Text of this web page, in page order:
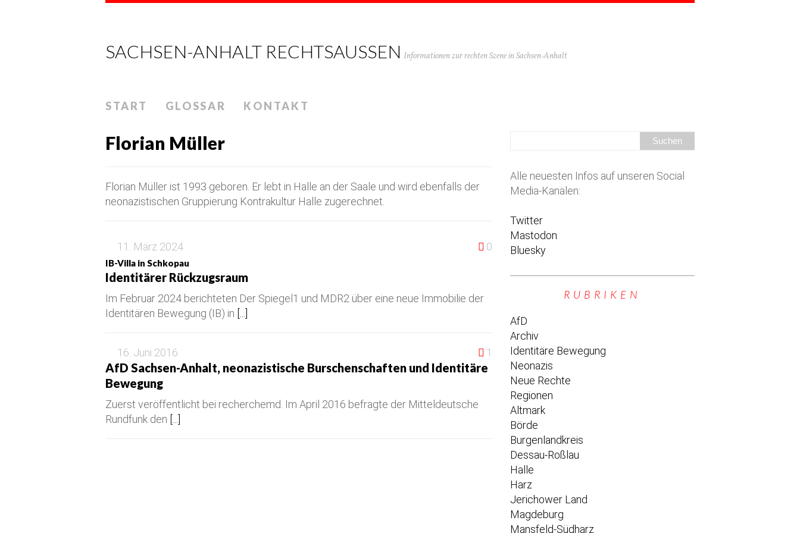
SACHSEN-ANHALT RECHTSAUSSEN Informationen zur rechten Szene in Sachsen-Anhalt
START GLOSSAR KONTAKT
Florian Müller
Florian Müller ist 1993 geboren. Er lebt in Halle an der Saale und wird ebenfalls der
neonazistischen Gruppierung Kontrakultur Halle zugerechnet.
11. März 2024 0
IB-Villa in Schkopau
Identitärer Rückzugsraum
Im Februar 2024 berichteten Der Spiegel1 und MDR2 über eine neue Immobilie der
Identitären Bewegung (IB) in
16. Juni 2016 1
AfD Sachsen-Anhalt, neonazistische Burschenschaften und Identitäre
Bewegung
Zuerst veröffentlicht bei recherchemd. Im April 2016 befragte der Mitteldeutsche
Rundfunk den
Alle neuesten Infos auf unseren Social
Media-Kanälen:
Twitter
Mastodon
Bluesky
RUBRIKEN
AfD
Archiv
Identitäre Bewegung
Neonazis
Neue Rechte
Regionen
Altmark
Börde
Burgenlandkreis
Dessau-Roßlau
Halle
Harz
Jerichower Land
Magdeburg
Mansfeld-Südharz